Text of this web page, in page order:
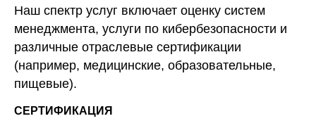
Наш спектр услуг включает оценку систем
менеджмента, услуги по кибербезопасности и
различные отраслевые сертификации
(например, медицинские, образовательные,
пищевые).
СЕРТИФИКАЦИЯ